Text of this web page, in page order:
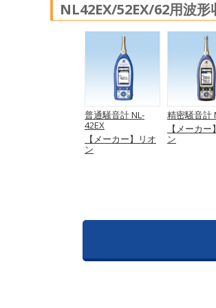
NL42EX/52EX/62用波
普通騒音計 NL-
42EX
【メーカー】リオ
ン
精密騒音計
【メーカ
ン